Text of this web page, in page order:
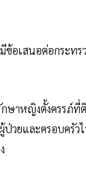
ข้อเสนอต่อกระทร
กษาหญิงตั้งครร
วยและครอบครัว